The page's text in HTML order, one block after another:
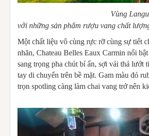
Vùng
với những sản phẩm rượu vang chất
Một chất liệu vô cùng rực rỡ cùng sự tiết
nhãn, Chateau Belles Eaux Carmin nổi
sang trọng pha chút bí ẩn, sợi vải thả lướt
tay di chuyển trên bề mặt. Gam màu đỏ
trọn spotling càng làm chai vang trở nên